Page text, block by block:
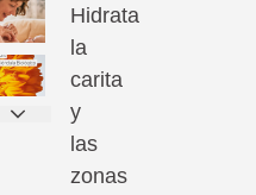
Hidrata
la
carita
y
las
zonas